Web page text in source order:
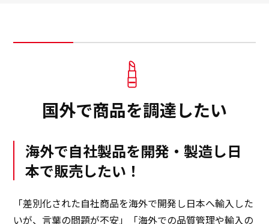
国外で商品を調達したい
海外で自社製品を開発・製造し日
本で販売したい！
「差別化された自社商品を海外で開発し日本へ輸入した
いが、言葉の問題が不安」「海外での品質管理や輸入の